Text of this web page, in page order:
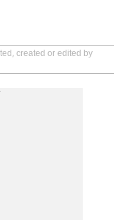
created or edited by